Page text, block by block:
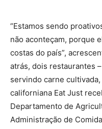
“Estamos sendo
não aconteçam, porque
costas do país”,
atrás, dois restaurantes
servindo carne
californiana Eat Just
Departamento de
Administração de